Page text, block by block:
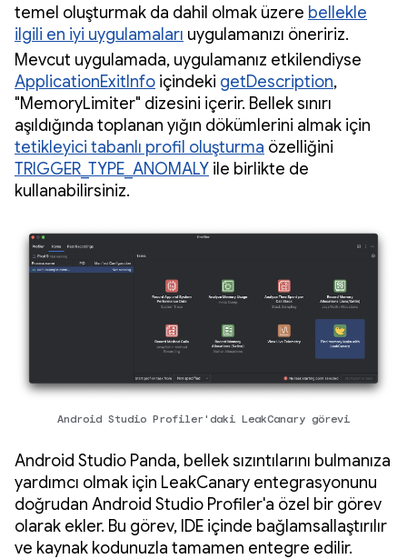
temel oluşturmak da dahil olmak üzere bellekle
ilgili en iyi uygulamaları uygulamanızı öneririz.
Mevcut uygulamada, uygulamanız etkilendiyse
ApplicationExitInfo içindeki getDescription,
"MemoryLimiter" dizesini içerir. Bellek sınırı
aşıldığında toplanan yığın dökümlerini almak için
tetikleyici tabanlı profil oluşturma özelliğini
TRIGGER_TYPE_ANOMALY ile birlikte de
kullanabilirsiniz.
Android Studio Profiler'daki LeakCanary görevi
Android Studio Panda, bellek sızıntılarını bulmanıza
yardımcı olmak için LeakCanary entegrasyonunu
doğrudan Android Studio Profiler'a özel bir görev
olarak ekler. Bu görev, IDE içinde bağlamsallaştırılır
ve kaynak kodunuzla tamamen entegre edilir.